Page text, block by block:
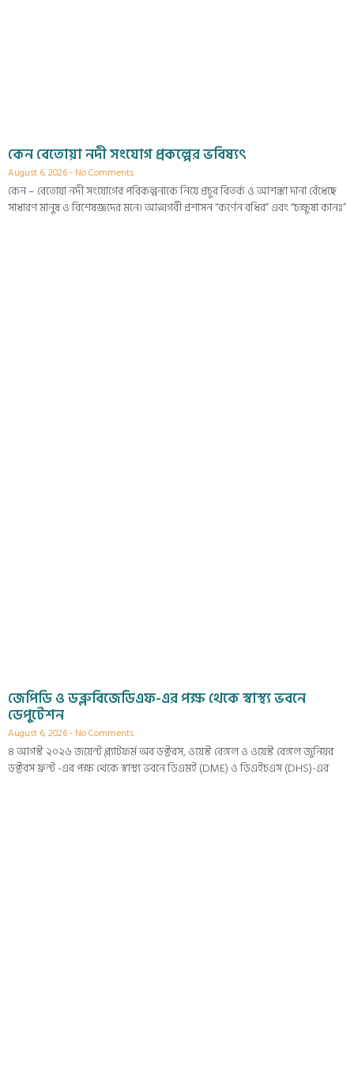
কেন বেতোয়া নদী সংযোগ প্রকল্পের ভবিষ্যৎ
August 6, 2026 No Comments
কেন – বেতোয়া নদী সংযোগের পরিকল্পনাকে নিয়ে প্রচুর বিতর্ক ও আশঙ্কা দানা বেঁধেছে
সাধারণ মানুষ ও বিশেষজ্ঞদের মনে। আত্মগর্বী প্রশাসন “কর্ণেন বধির” এবং “চক্ষুষা কানঃ”
জেপিডি ও ডব্লুবিজেডিএফ-এর পক্ষ থেকে স্বাস্থ্য ভবনে
ডেপুটেশন
August 6, 2026 No Comments
৪ আগস্ট ২০২৬ জয়েন্ট প্ল্যাটফর্ম অব ডক্টরস, ওয়েস্ট বেঙ্গল ও ওয়েস্ট বেঙ্গল জুনিয়র
ডক্টরস ফ্রন্ট -এর পক্ষ থেকে স্বাস্থ্য ভবনে ডিএমই (DME) ও ডিএইচএস (DHS)-এর